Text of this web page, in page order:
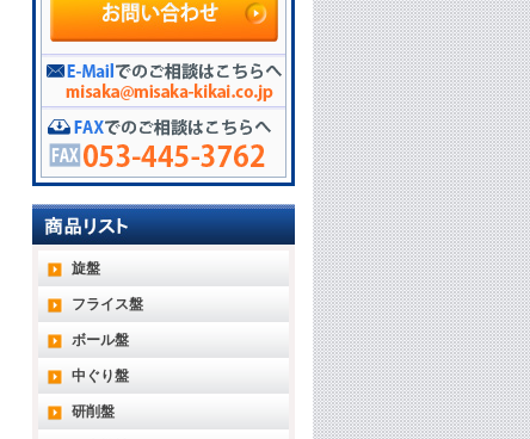
旋盤
フライス盤
ボール盤
中ぐり盤
研削盤